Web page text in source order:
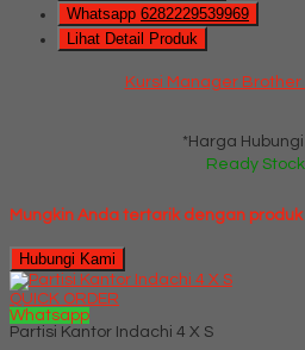
Whatsapp 6282229539969
Lihat Detail Produk
Kursi Manager Brother
*Harga Hubungi
Ready Stock
Mungkin Anda tertarik dengan
Hubungi Kami
QUICK ORDER
Whatsapp
Partisi Kantor Indachi 4 X S